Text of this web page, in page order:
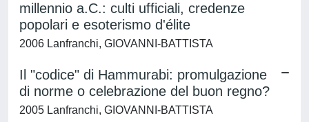
millennio a.C.: culti ufficiali, credenze
popolari e esoterismo d'élite
2006 Lanfranchi, GIOVANNI-BATTISTA
Il "codice" di Hammurabi: promulgazione
di norme o celebrazione del buon regno?
2005 Lanfranchi, GIOVANNI-BATTISTA